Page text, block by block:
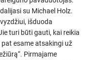
su Michael Holz.
išduoda
turi būti gauti, kai reikia
esame atsakingi už
Pirmajame